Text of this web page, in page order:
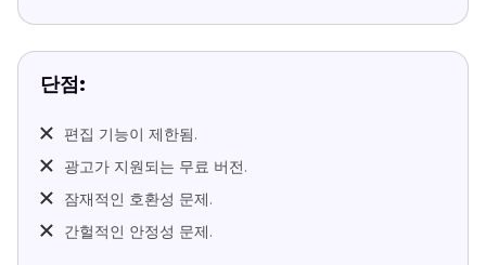
단점:
편집 기능이 제한됨.
광고가 지원되는 무료 버전.
잠재적인 호환성 문제.
간헐적인 안정성 문제.